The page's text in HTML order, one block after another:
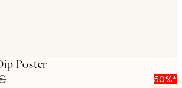
Poster
50%*